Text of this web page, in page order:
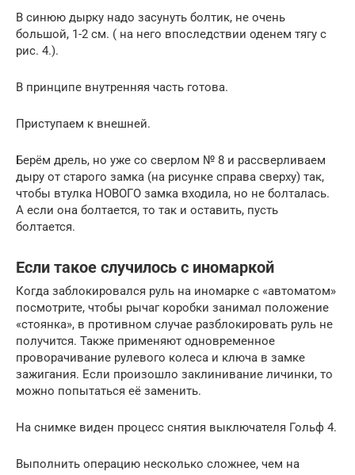
В синюю дырку надо засунуть болтик, не очень
большой, 1-2 см. ( на него впоследствии оденем тягу с
рис. 4.).
В принципе внутренняя часть готова.
Приступаем к внешней.
Берём дрель, но уже со сверлом № 8 и рассверливаем
дыру от старого замка (на рисунке справа сверху) так,
чтобы втулка НОВОГО замка входила, но не болталась.
А если она болтается, то так и оставить, пусть
болтается.
Если такое случилось с иномаркой
Когда заблокировался руль на иномарке с «автоматом»
посмотрите, чтобы рычаг коробки занимал положение
«стоянка», в противном случае разблокировать руль не
получится. Также применяют одновременное
проворачивание рулевого колеса и ключа в замке
зажигания. Если произошло заклинивание личинки, то
можно попытаться её заменить.
На снимке виден процесс снятия выключателя Гольф 4.
Выполнить операцию несколько сложнее, чем на